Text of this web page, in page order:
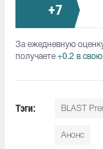
+7
За ежедневную
получаете +0.2 в
Тэги: BLAST
Анонс